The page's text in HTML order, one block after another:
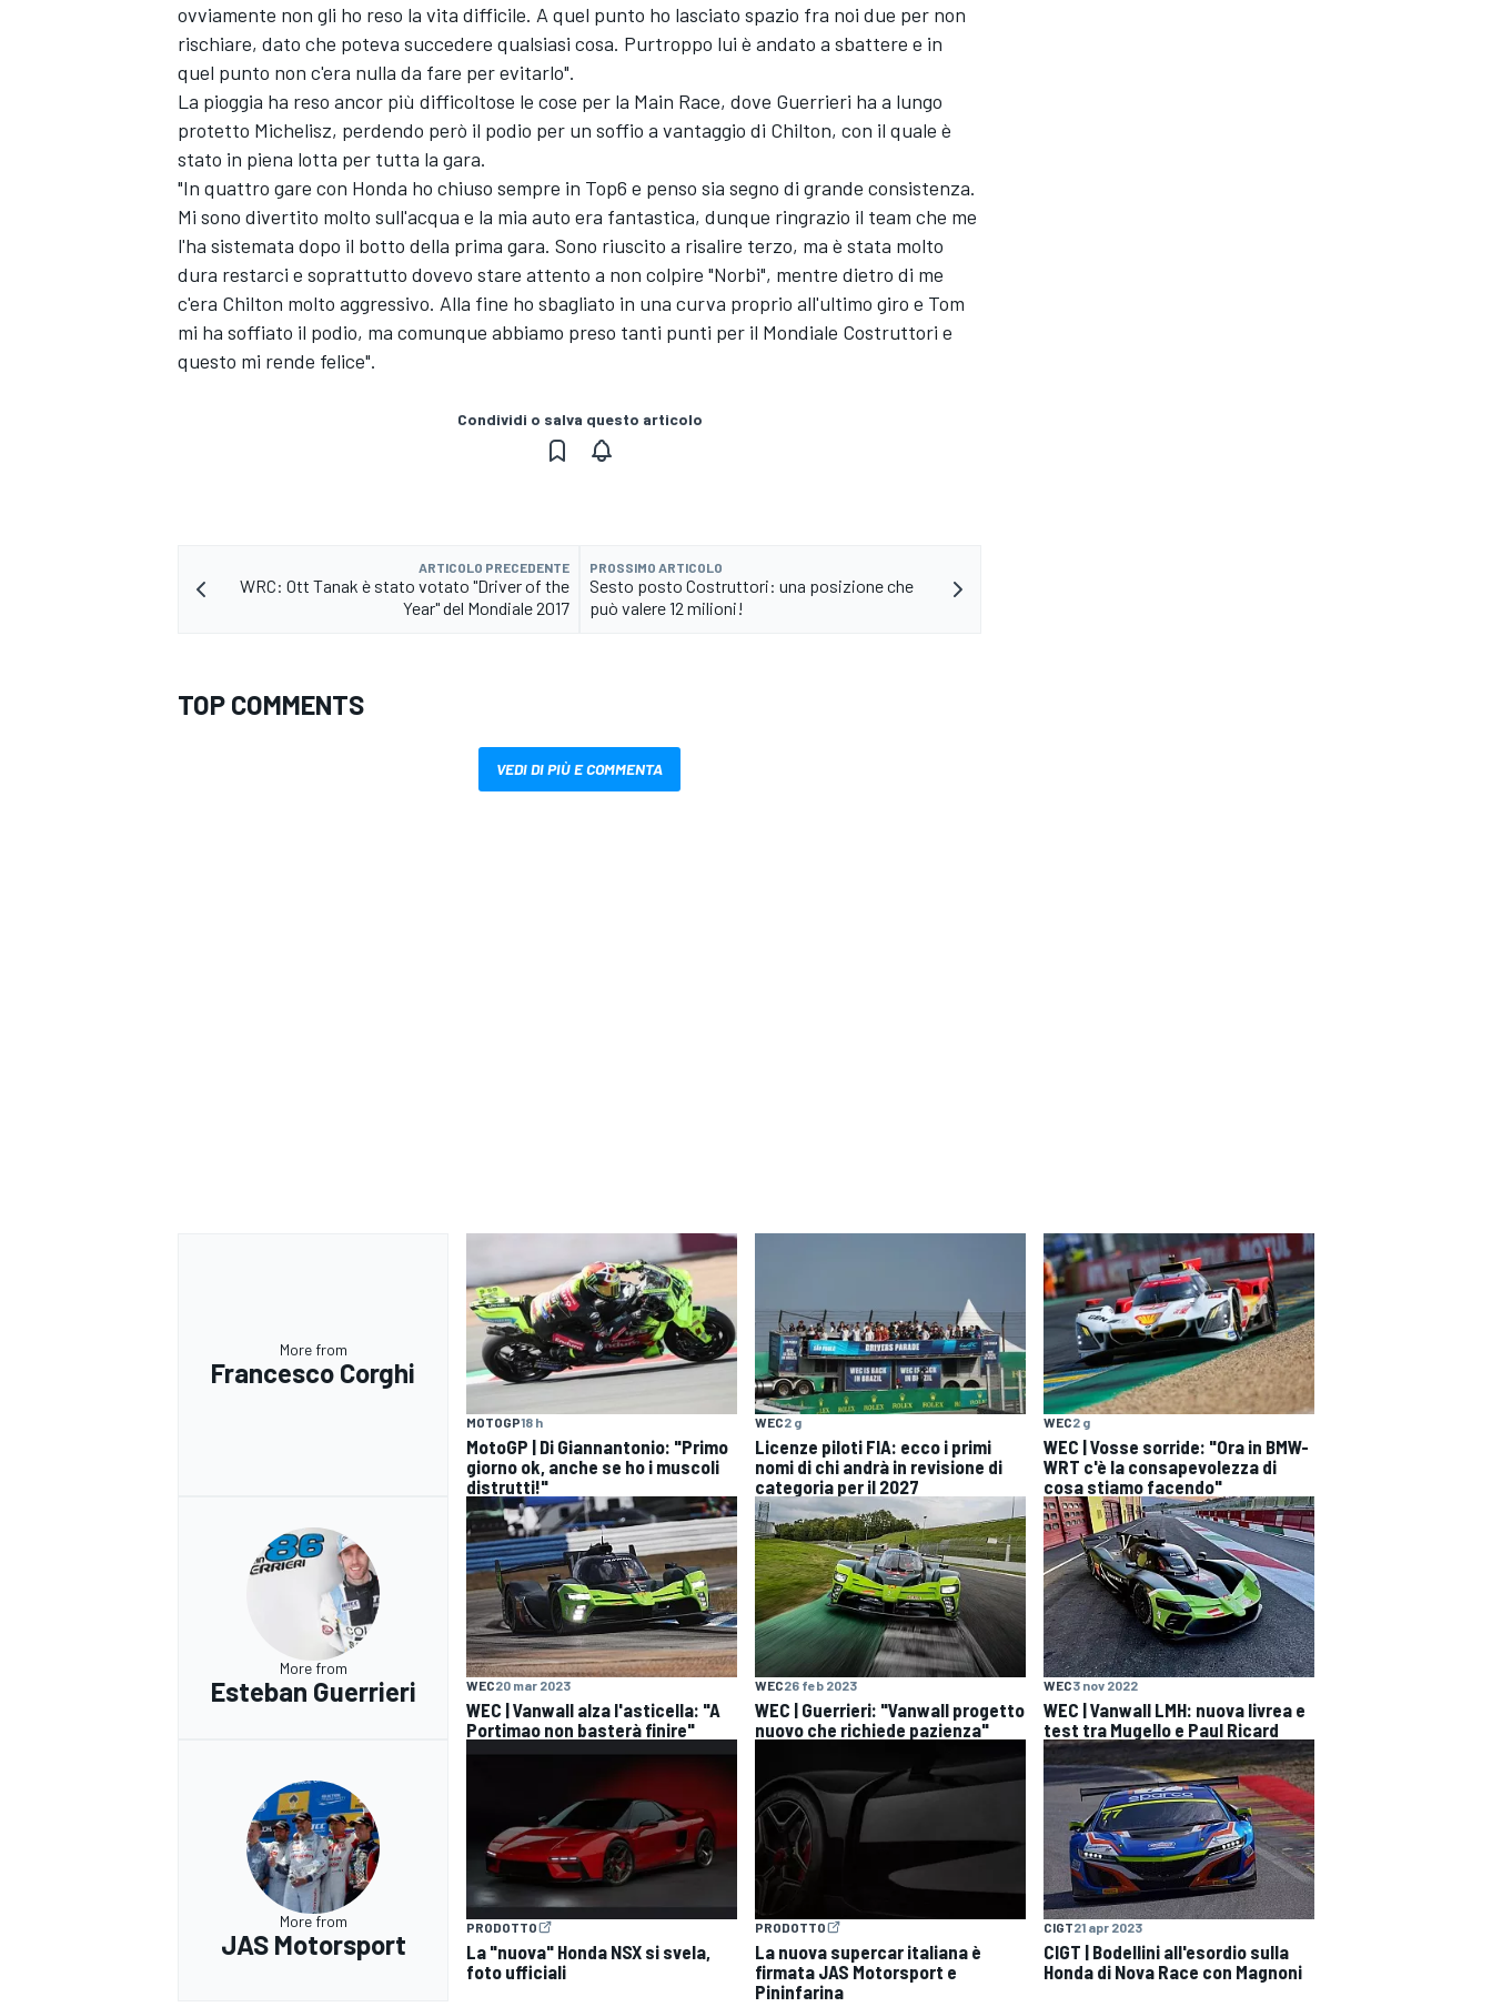
ovviamente non gli ho reso la vita difficile. A quel punto ho lasciato spazio fra noi due per non
rischiare, dato che poteva succedere qualsiasi cosa. Purtroppo lui è andato a sbattere e in
quel punto non c'era nulla da fare per evitarlo".
La pioggia ha reso ancor più difficoltose le cose per la Main Race, dove Guerrieri ha a lungo
protetto Michelisz, perdendo però il podio per un soffio a vantaggio di Chilton, con il quale è
stato in piena lotta per tutta la gara.
"In quattro gare con Honda ho chiuso sempre in Top6 e penso sia segno di grande consistenza.
Mi sono divertito molto sull'acqua e la mia auto era fantastica, dunque ringrazio il team che me
l'ha sistemata dopo il botto della prima gara. Sono riuscito a risalire terzo, ma è stata molto
dura restarci e soprattutto dovevo stare attento a non colpire "Norbi", mentre dietro di me
c'era Chilton molto aggressivo. Alla fine ho sbagliato in una curva proprio all'ultimo giro e Tom
mi ha soffiato il podio, ma comunque abbiamo preso tanti punti per il Mondiale Costruttori e
questo mi rende felice".
Condividi o salva questo articolo
ARTICOLO PRECEDENTE
WRC: Ott Tanak è stato votato "Driver of the
Year" del Mondiale 2017
PROSSIMO ARTICOLO
Sesto posto Costruttori: una posizione che
può valere 12 milioni!
TOP COMMENTS
VEDI DI PIÙ E COMMENTA
More from
Francesco Corghi
MOTOGP18 h
MotoGP | Di Giannantonio: "Primo
giorno ok, anche se ho i muscoli
distrutti!"
WEC2 g
Licenze piloti FIA: ecco i primi
nomi di chi andrà in revisione di
categoria per il 2027
WEC2 g
WEC | Vosse sorride: "Ora in BMW-
WRT c'è la consapevolezza di
cosa stiamo facendo"
More from
Esteban Guerrieri WEC20 mar 2023
WEC | Vanwall alza l'asticella: "A
Portimao non basterà finire"
WEC26 feb 2023
WEC | Guerrieri: "Vanwall progetto
nuovo che richiede pazienza"
WEC3 nov 2022
WEC | Vanwall LMH: nuova livrea e
test tra Mugello e Paul Ricard
More from
JAS Motorsport
PRODOTTO
La "nuova" Honda NSX si svela,
foto ufficiali
PRODOTTO
La nuova supercar italiana è
firmata JAS Motorsport e
Pininfarina
CIGT21 apr 2023
CIGT | Bodellini all'esordio sulla
Honda di Nova Race con Magnoni